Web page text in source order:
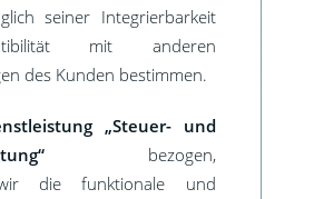
seiner Integrierbarkeit
mit anderen
des Kunden bestimmen.
„Steuer- und
bezogen,
die funktionale und